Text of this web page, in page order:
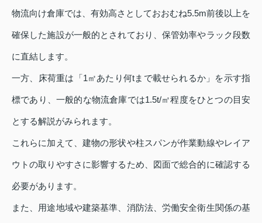
物流向け倉庫では、有効高さとしておおむね5.5m前後以上を
確保した施設が一般的とされており、保管効率やラック段数
に直結します。
一方、床荷重は「1㎡あたり何tまで載せられるか」を示す指
標であり、一般的な物流倉庫では1.5t/㎡程度をひとつの目安
とする解説がみられます。
これらに加えて、建物の形状や柱スパンが作業動線やレイア
ウトの取りやすさに影響するため、図面で総合的に確認する
必要があります。
また、用途地域や建築基準、消防法、労働安全衛生関係の基